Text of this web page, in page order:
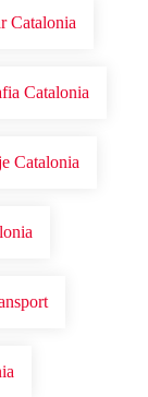
Catalonia
Catalonia
Catalonia